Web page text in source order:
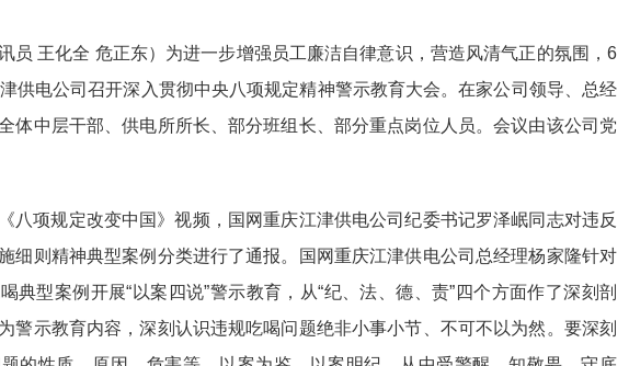
员 王化全 危正东）为进一步增强员工廉洁自律意识，营造风清气正的氛围，6
供电公司召开深入贯彻中央八项规定精神警示教育大会。在家公司领导、总经
体中层干部、供电所所长、部分班组长、部分重点岗位人员。会议由该公司党
八项规定改变中国》视频，国网重庆江津供电公司纪委书记罗泽岷同志对违反
细则精神典型案例分类进行了通报。国网重庆江津供电公司总经理杨家隆针对
典型案例开展“以案四说”警示教育，从“纪、法、德、责”四个方面作了深刻剖
警示教育内容，深刻认识违规吃喝问题绝非小事小节、不可不以为然。要深刻